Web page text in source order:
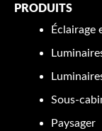
PRODUITS
Éclairage
Sous-
Paysager